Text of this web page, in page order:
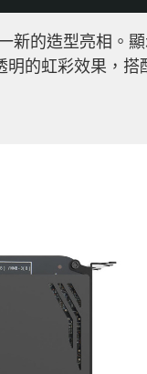
新的造型亮相。
明的虹彩效果，搭